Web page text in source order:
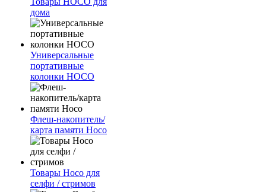
дома
Универсальные
портативные
колонки HOCO
Флеш-накопитель/
карта памяти Hoco
Товары Hoco для
селфи / стримов